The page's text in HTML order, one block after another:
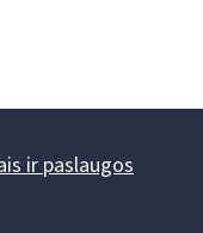
ir paslaugos